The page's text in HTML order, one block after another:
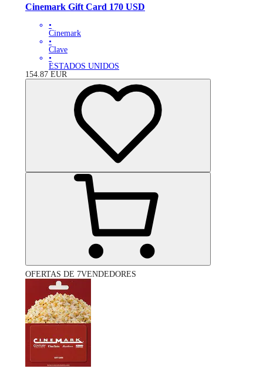
Cinemark Gift Card 170 USD
•
Cinemark
•
Clave
•
ESTADOS UNIDOS
154.87 EUR
OFERTAS DE 7VENDEDORES